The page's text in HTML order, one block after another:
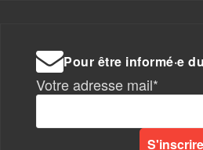
Pour être informé·e
Votre adresse mail*